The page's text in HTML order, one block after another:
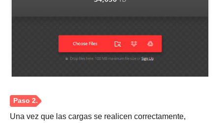
Una vez que las cargas se realicen correctamente,